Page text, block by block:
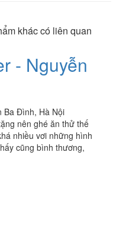
khác có liên quan
- Nguyễn
Ba Đình, Hà Nội
nên ghé ăn thử thế
nhiều vơi những hình
cũng bình thương,